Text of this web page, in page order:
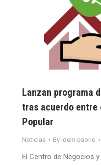
Lanzan programa
tras acuerdo entre
Popular
Noticias By idem.osorio
El Centro de Negocios